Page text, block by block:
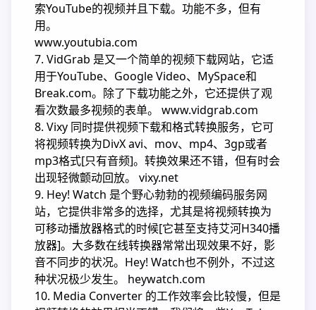
索YouTube的视频并且下载。功能不多，但有
用。
www.youtubia.com
7. VidGrab 是又一个简单的视频下载网站，它适
用于YouTube、Google Video、MySpace和
Break.com。除了下载功能之外，它还提供了观
看次数最多视频的表单。 www.vidgrab.com
8. Vixy 同时提供视频下载和格式转换服务，它可
将视频转换为DivX avi、mov、mp4、3gp或者
mp3格式[只有音频]。转换效果还不错，但有时会
出现轻微颤动回放。 vixy.net
9. Hey! Watch 是个野心勃勃的视频编码服务网
站，它提供非常多的选择，尤其是将视频转换为
可移动播放器格式的时候[它甚至支持艾河H340播
放器]。大多数在线转换器常常出现效果不好，影
音不同步的状况。Hey! Watch也不例外，不过这
种状况极少发生。 heywatch.com
10. Media Converter 的工作效率会比较慢，但是